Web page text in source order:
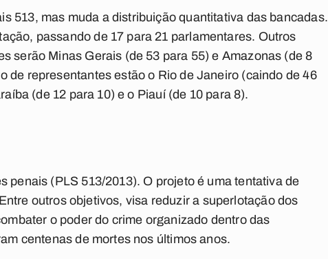
513, mas muda a distribuição quantitativa das bancadas.
passando de 17 para 21 parlamentares. Outros
serão Minas Gerais (de 53 para 55) e Amazonas (de 8
de representantes estão o Rio de Janeiro (caindo de 46
(de 12 para 10) e o Piauí (de 10 para 8).
penais (PLS 513/2013). O projeto é uma tentativa de
outros objetivos, visa reduzir a superlotação dos
o poder do crime organizado dentro das
centenas de mortes nos últimos anos.